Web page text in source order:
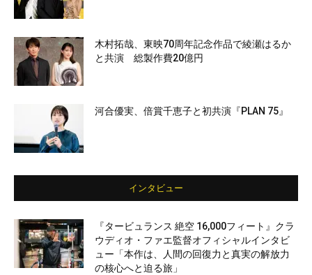
木村拓哉、東映70周年記念作品で綾瀬はるか
と共演 総製作費20億円
河合優実、倍賞千恵子と初共演『PLAN 75』
インタビュー
『タービュランス 絶空 16,000フィート』クラ
ウディオ・ファエ監督オフィシャルインタビ
ュー「本作は、人間の回復力と真実の解放力
の核心へと迫る旅」